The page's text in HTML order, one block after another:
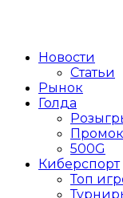
Новости
Статьи
Рынок
Голда
500G
Киберспорт
Топ